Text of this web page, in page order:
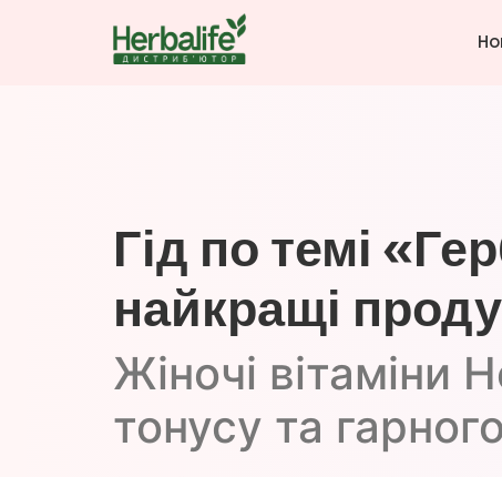
Гід по темі
найкращі
Жіночі
тонусу та